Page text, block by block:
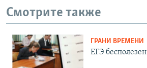
Смотрите также
ГРАНИ ВРЕМЕНИ
ЕГЭ бесполезен